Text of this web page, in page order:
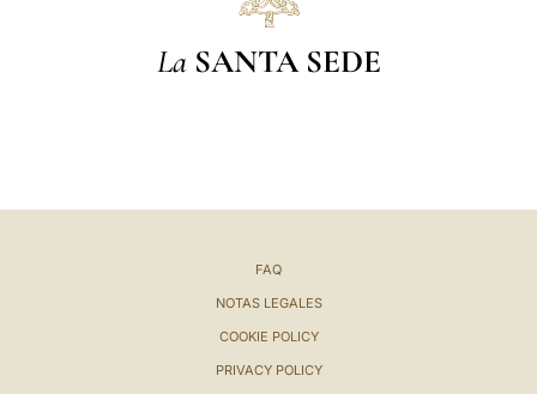
La SANTA SEDE
FAQ
NOTAS LEGALES
COOKIE POLICY
PRIVACY POLICY